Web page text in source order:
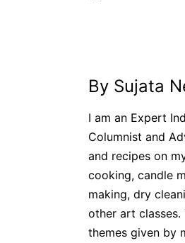
By Sujata
I am an Expert
Columnist and
and recipes on
cooking, candle
making, dry
other art
themes given by